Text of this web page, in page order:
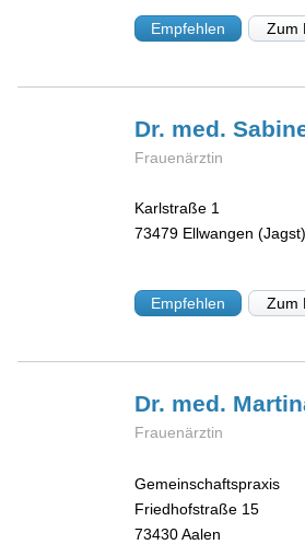
Empfehlen Zum
Dr. med.
Frauenärztin
Karlstraße 1
73479 Ellwangen (Jagst)
Empfehlen Zum
Dr. med.
Frauenärztin
Gemeinschaftspraxis
Friedhofstraße 15
73430Aalen